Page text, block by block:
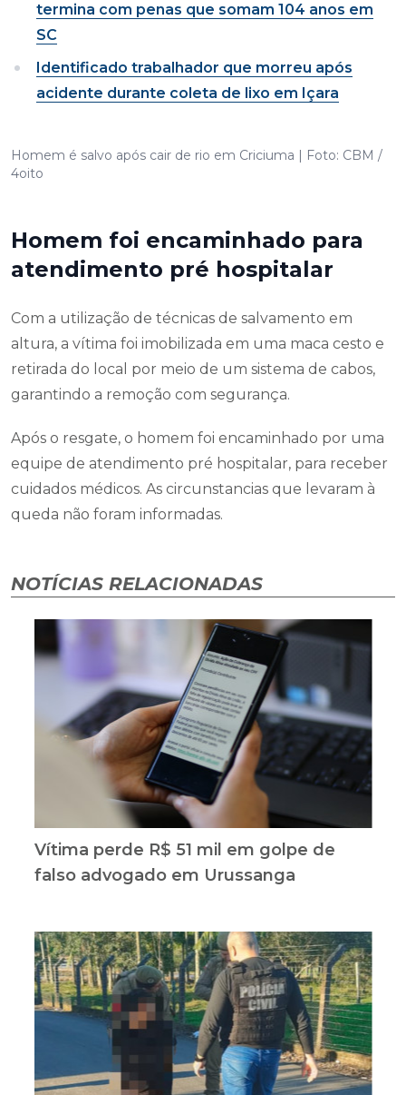
termina com penas que somam 104 anos em
SC
Identificado trabalhador que morreu após
acidente durante coleta de lixo em Içara
Homem é salvo após cair de rio em Criciuma | Foto: CBM /
4oito
Homem foi encaminhado para
atendimento pré hospitalar
Com a utilização de técnicas de salvamento em
altura, a vítima foi imobilizada em uma maca cesto e
retirada do local por meio de um sistema de cabos,
garantindo a remoção com segurança.
Após o resgate, o homem foi encaminhado por uma
equipe de atendimento pré hospitalar, para receber
cuidados médicos. As circunstancias que levaram à
queda não foram informadas.
NOTÍCIAS RELACIONADAS
Vítima perde R$ 51 mil em golpe de
falso advogado em Urussanga